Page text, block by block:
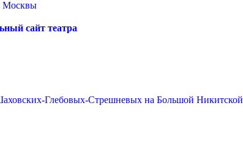
Москвы
сайт театра
Глебовых-Стрешневых на Большой Никитской